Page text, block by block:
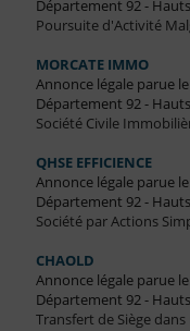
Département 92 -
Poursuite d'Activité
MORCATE IMMO
Annonce légale parue
Département 92 -
Société Civile
QHSE EFFICIENCE
Annonce légale parue
Département 92 -
Société par Actions
CHAOLD
Annonce légale parue
Département 92 -
Transfert de Siège